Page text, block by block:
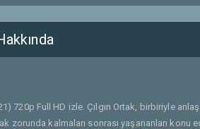
720p Full HD izle. Çılgın Ortak, birbiriyle
zorunda kalmaları sonrası yaşananları